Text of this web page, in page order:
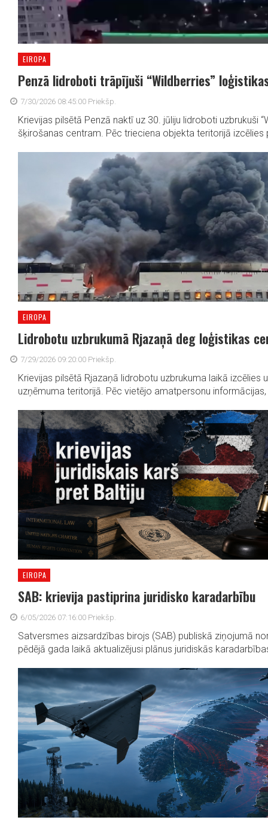
EIROPA
Penzā lidroboti trāpījuši “Wildberries”
7/30/2026 08:45:00 Priekšp.
Krievijas pilsētā Penzā naktī uz 30. jūliju lidroboti uzbrukuši
šķirošanas centram. Pēc trieciena objekta teritorijā izcēlies
EIROPA
Lidrobotu uzbrukumā Rjazaņā deg loģistikas
7/29/2026 09:20:00 Priekšp.
Krievijas pilsētā Rjazaņā lidrobotu uzbrukuma laikā izcēlies
uzņēmuma teritorijā. Pēc vietējo amatpersonu
EIROPA
SAB: krievija pastiprina juridisko karadarbību
6/05/2026 07:16:00 Priekšp.
Satversmes aizsardzības birojs (SAB) publiskā ziņojumā
pēdējā gada laikā aktualizējusi plānus juridiskās